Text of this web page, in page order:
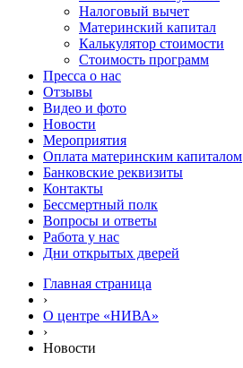
Налоговый вычет
Материнский капитал
Калькулятор стоимости
Стоимость программ
Пресса о нас
Отзывы
Видео и фото
Новости
Мероприятия
Оплата материнским капиталом
Банковские реквизиты
Контакты
Бессмертный полк
Вопросы и ответы
Работа у нас
Дни открытых дверей
Главная страница
›
О центре «НИВА»
›
Новости